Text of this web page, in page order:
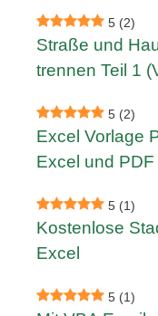
5 (2)
Straße und
trennen Teil 1
5 (2)
Excel Vorlage
Excel und PDF
5 (1)
Kostenlose
Excel
5 (1)